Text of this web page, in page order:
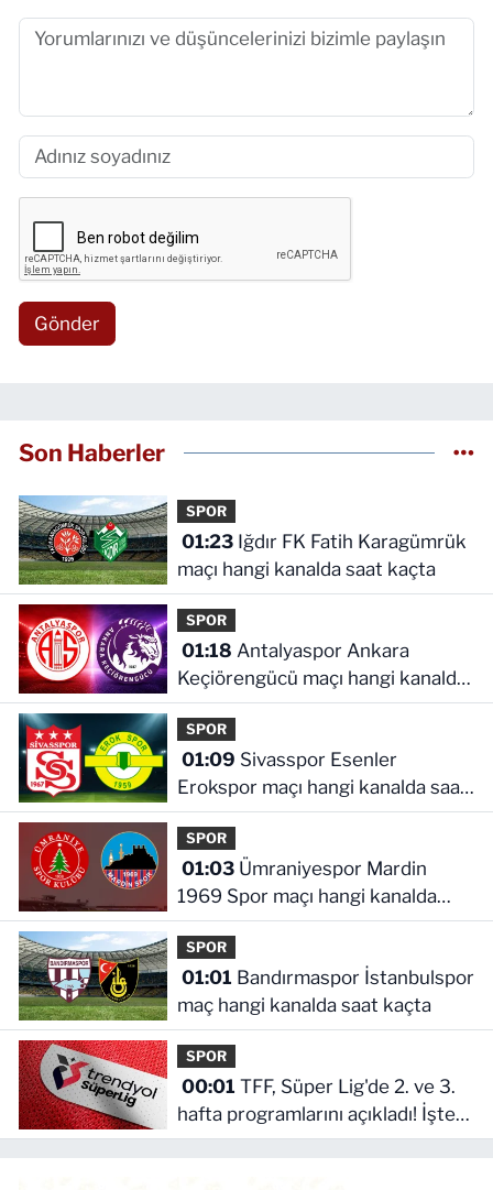
Gönder
Son Haberler
SPOR
01:23Iğdır FK Fatih Karagümrük
maçı hangi kanalda saat kaçta
SPOR
01:18
Keçiörengücü maçı hangi kanalda
saat kaçta
SPOR
01:09
Erokspor maçı hangi kanalda saat
kaçta
SPOR
01:03Ümraniyespor Mardin
1969 Spor maçı hangi kanalda
saat kaçta!
SPOR
01:01
maç hangi kanalda saat kaçta
SPOR
00:01
hafta programlarını açıkladı! İşte
maçların başlama saati